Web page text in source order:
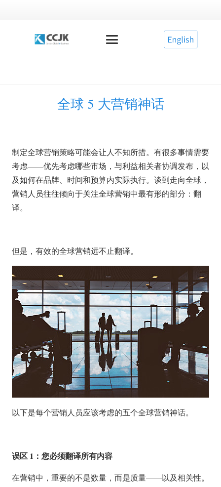
全球 5 大营销神话
制定全球营销策略可能会让人不知所措。有很多事情需要
考虑——优先考虑哪些市场，与利益相关者协调发布，以
及如何在品牌、时间和预算内实际执行。谈到走向全球，
营销人员往往倾向于关注全球营销中最有形的部分：翻
译。
但是，有效的全球营销远不止翻译。
以下是每个营销人员应该考虑的五个全球营销神话。
误区 1：您必须翻译所有内容
在营销中，重要的不是数量，而是质量——以及相关性。